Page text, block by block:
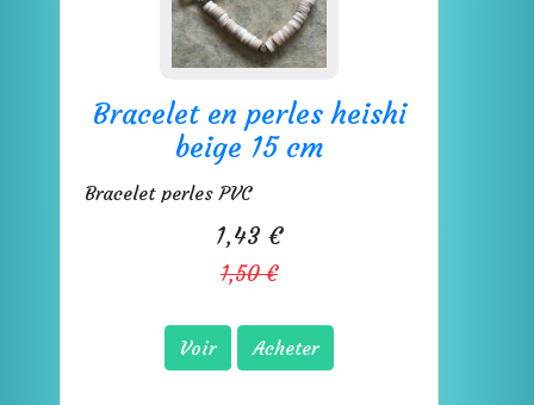
Bracelet en perles heishi
beige 15 cm
Bracelet perles PVC
1,43 €
1,50 €
Voir Acheter